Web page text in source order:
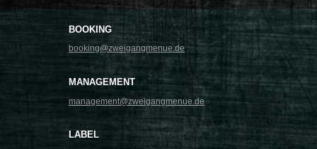
booking@zweigangmenue.de
management@zweigangmenue.de
BOOKING
MANAGEMENT
LABEL